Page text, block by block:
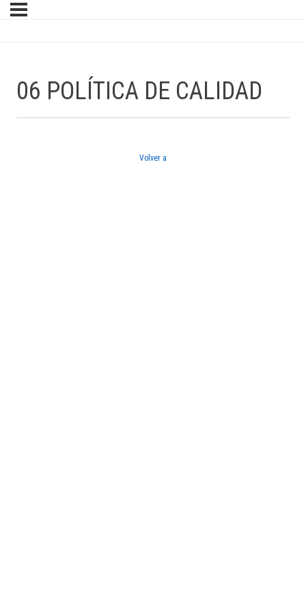
06 POLÍTICA DE CALIDAD
Volver a